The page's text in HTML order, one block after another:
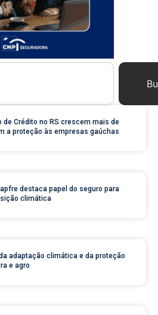
de Crédito no RS crescem mais de
a proteção às empresas gaúchas
destaca papel do seguro para
climática
adaptação climática e da proteção
e agro